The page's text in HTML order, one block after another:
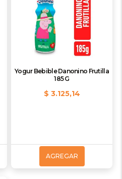
Yogur Bebible Danonino Frutilla
185 G
$ 3.125,14
AGREGAR